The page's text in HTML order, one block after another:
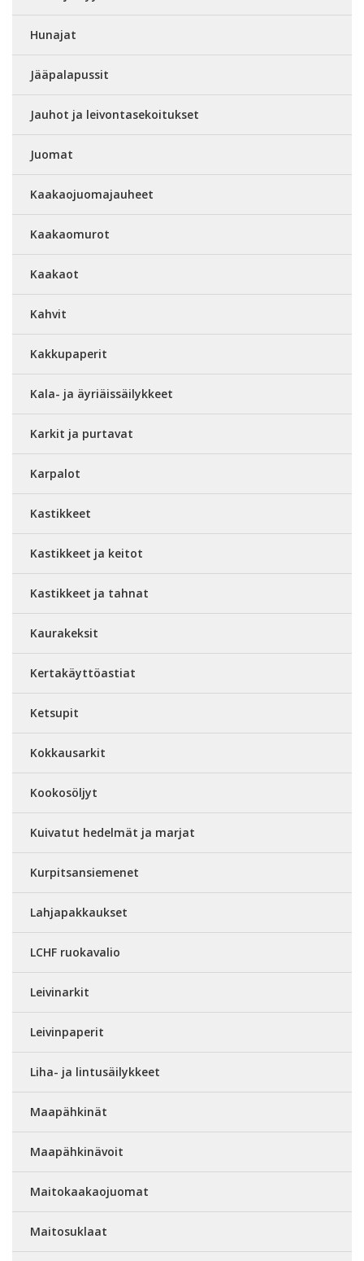
Hunajat
Jääpalapussit
Jauhot ja leivontasekoitukset
Juomat
Kaakaojuomajauheet
Kaakaomurot
Kaakaot
Kahvit
Kakkupaperit
Kala- ja äyriäissäilykkeet
Karkit ja purtavat
Karpalot
Kastikkeet
Kastikkeet ja keitot
Kastikkeet ja tahnat
Kaurakeksit
Kertakäyttöastiat
Ketsupit
Kokkausarkit
Kookosöljyt
Kuivatut hedelmät ja marjat
Kurpitsansiemenet
Lahjapakkaukset
LCHF ruokavalio
Leivinarkit
Leivinpaperit
Liha- ja lintusäilykkeet
Maapähkinät
Maapähkinävoit
Maitokaakaojuomat
Maitosuklaat